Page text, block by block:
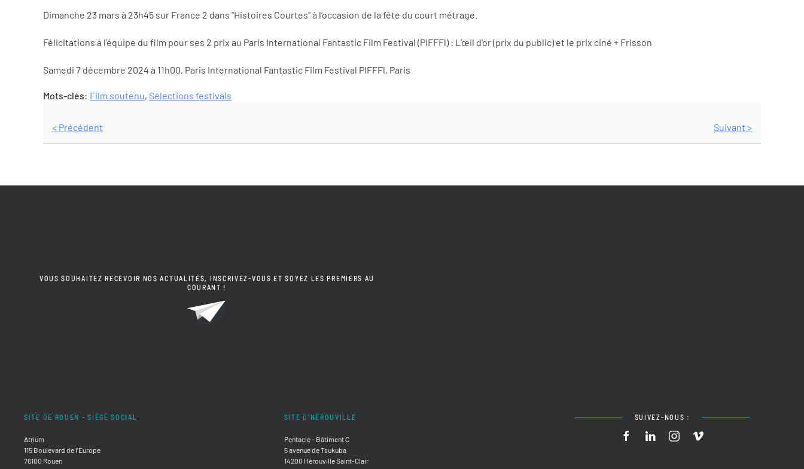
Dimanche 23 mars à 23h45 sur France 2 dans "Histoires Courtes" à l’occasion de la fête du court métrage.
Félicitations à l'équipe du film pour ses 2 prix au Paris International Fantastic Film Festival (PIFFFl) : L’œil d’or (prix du public) et le prix ciné + Frisson
Samedi 7 décembre 2024 à 11h00, Paris International Fantastic Film Festival PIFFFl, Paris
Mots-clés: Film soutenu, Sélections festivals
< Précédent Suivant >
VOUS SOUHAITEZ RECEVOIR NOS ACTUALITÉS, INSCRIVEZ-VOUS ET SOYEZ LES PREMIERS AU
COURANT !
SITE DE ROUEN - SIÈGE SOCIAL
Atrium
115 Boulevard de l'Europe
76100 Rouen
SITE D'HÉROUVILLE
Pentacle - Bâtiment C
5 avenue de Tsukuba
14200 Hérouville Saint-Clair
SUIVEZ-NOUS :